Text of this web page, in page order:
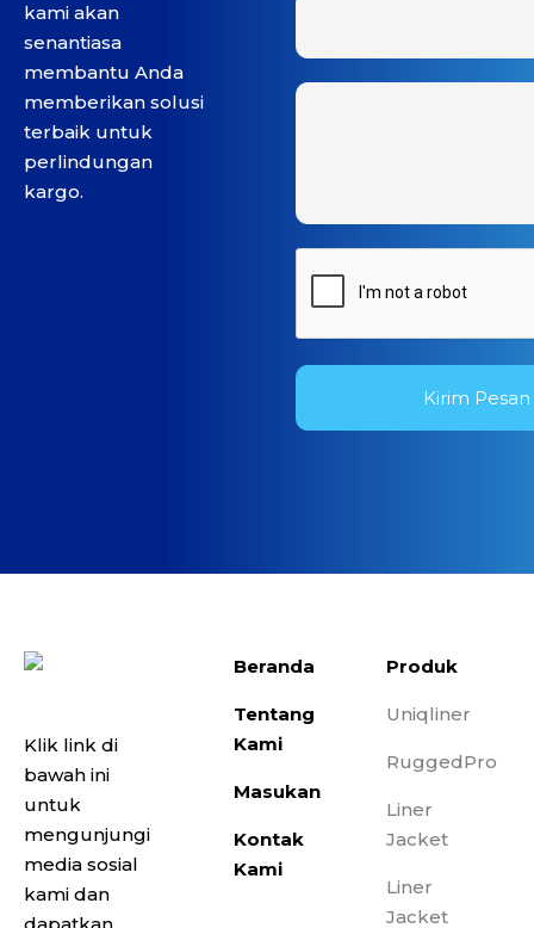
kami akan
senantiasa
membantu Anda
memberikan solusi
terbaik untuk
perlindungan
kargo.
Klik link di
bawah ini
untuk
mengunjungi
media sosial
kami dan
Beranda
Tentang
Kami
Masukan
Kontak
Kami
Produk
Uniqliner
RuggedPro
Liner
Jacket
Liner
Jacket